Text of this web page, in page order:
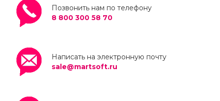
Позвонить нам по телефону
8 800 300 58 70
Написать на электронную почту
sale@martsoft.ru